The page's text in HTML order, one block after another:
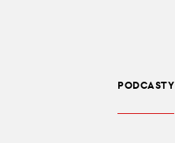
PODCASTY